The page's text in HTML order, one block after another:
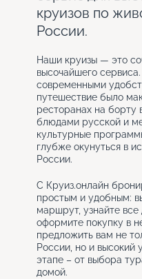
круизов по
России.
Наши круизы — это
высочайшего
современными
путешествие было
ресторанах на борту
блюдами русской и
культурные
глубже окунуться в
России.
С Круиз.онлайн
простым и удобным:
маршрут, узнайте все
оформите покупку в
предложить вам не
России, но и высокий
этапе – от выбора
домой.